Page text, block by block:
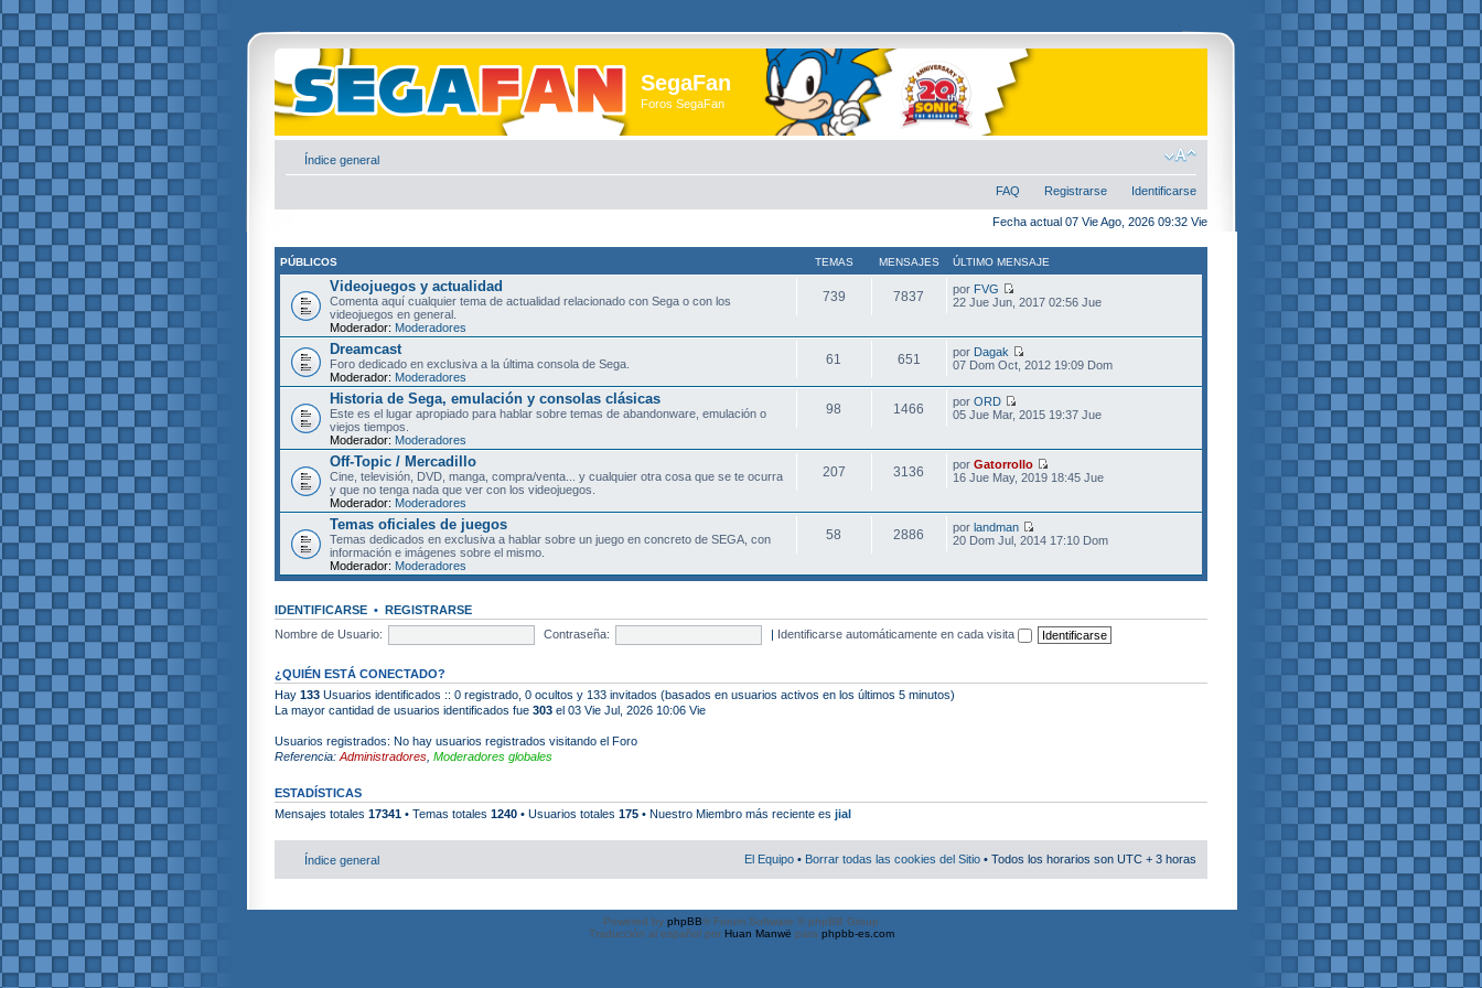
SegaFan
Foros SegaFan
Índice general
FAQ Registrarse Identificarse
Fecha actual 07 Vie Ago, 2026 09:32 Vie
PÚBLICOS TEMAS MENSAJES ÚLTIMO MENSAJE
Videojuegos y actualidad
Comenta aquí cualquier tema de actualidad relacionado con Sega o con los
videojuegos en general.
Moderador: Moderadores
739 7837 por FVG
22 Jue Jun, 2017 02:56 Jue
Dreamcast
Foro dedicado en exclusiva a la última consola de Sega.
Moderador: Moderadores
61 651 por Dagak
07 Dom Oct, 2012 19:09 Dom
Historia de Sega, emulación y consolas clásicas
Este es el lugar apropiado para hablar sobre temas de abandonware, emulación o
viejos tiempos.
Moderador: Moderadores
98 1466 por ORD
05 Jue Mar, 2015 19:37 Jue
Off-Topic / Mercadillo
Cine, televisión, DVD, manga, compra/venta... y cualquier otra cosa que se te ocurra
y que no tenga nada que ver con los videojuegos.
Moderador: Moderadores
207 3136 por Gatorrollo
16 Jue May, 2019 18:45 Jue
Temas oficiales de juegos
Temas dedicados en exclusiva a hablar sobre un juego en concreto de SEGA, con
información e imágenes sobre el mismo.
Moderador: Moderadores
58 2886 por landman
20 Dom Jul, 2014 17:10 Dom
IDENTIFICARSE • REGISTRARSE
Nombre de Usuario:
Contraseña: | Identificarse automáticamente en cada visita
¿QUIÉN ESTÁ CONECTADO?
Hay 133 Usuarios identificados :: 0 registrado, 0 ocultos y 133 invitados (basados en usuarios activos en los últimos 5 minutos)
La mayor cantidad de usuarios identificados fue 303 el 03 Vie Jul, 2026 10:06 Vie
Usuarios registrados: No hay usuarios registrados visitando el Foro
Referencia: Administradores Moderadores globales
ESTADÍSTICAS
Mensajes totales 17341 • Temas totales 1240 • Usuarios totales 175 • Nuestro Miembro más reciente es jial
Índice general El Equipo • Borrar todas las cookies del Sitio • Todos los horarios son UTC + 3 horas
Powered by phpBB® Forum Software © phpBB Group
Traducción al español por Huan Manwë para phpbb-es.com